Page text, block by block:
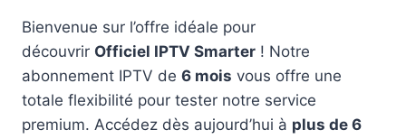
Bienvenue sur l’offre idéale pour
découvrir Officiel IPTV Smarter ! Notre
abonnement IPTV de 6 mois vous offre une
totale flexibilité pour tester notre service
premium. Accédez dès aujourd’hui à plus de 6